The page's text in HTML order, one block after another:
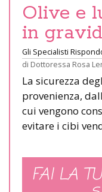
Olive e
in
Gli Specialisti
di Dottoressa Rosa
La sicurezza
provenienza,
cui vengono
evitare i cibi
FAI LA